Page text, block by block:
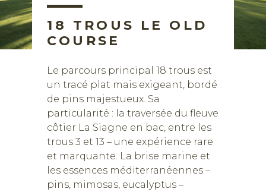
18 TROUS LE OLD
COURSE
Le parcours principal 18 trous est
un tracé plat mais exigeant, bordé
de pins majestueux. Sa
particularité : la traversée du fleuve
côtier La Siagne en bac, entre les
trous 3 et 13 – une expérience rare
et marquante. La brise marine et
les essences méditerranéennes –
pins, mimosas, eucalyptus –